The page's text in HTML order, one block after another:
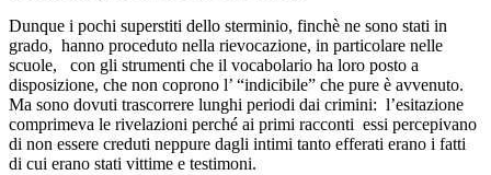
Dunque i pochi superstiti dello sterminio, finchè ne sono stati in
grado, hanno proceduto nella rievocazione, in particolare nelle
scuole, con gli strumenti che il vocabolario ha loro posto a
disposizione, che non coprono l’ “indicibile” che pure è avvenuto.
Ma sono dovuti trascorrere lunghi periodi dai crimini: l’esitazione
comprimeva le rivelazioni perché ai primi racconti essi percepivano
di non essere creduti neppure dagli intimi tanto efferati erano i fatti
di cui erano stati vittime e testimoni.